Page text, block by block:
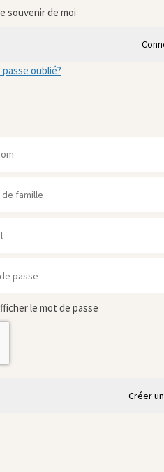
souvenir de moi
oublié?
le mot de passe
Créer